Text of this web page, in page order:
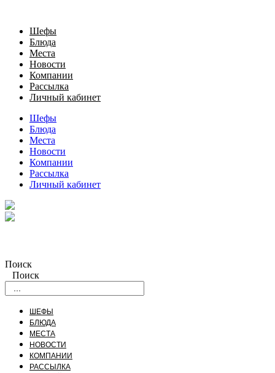
Шефы
Блюда
Места
Новости
Компании
Рассылка
Личный кабинет
Шефы
Блюда
Места
Новости
Компании
Рассылка
Личный кабинет
Поиск
Поиск
ШЕФЫ
БЛЮДА
МЕСТА
НОВОСТИ
КОМПАНИИ
РАССЫЛКА